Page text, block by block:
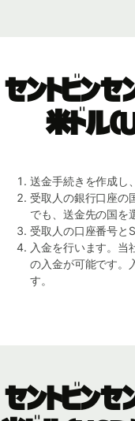
セントビンセ
米ドル
送金手続きを作成し
受取人の銀行口座の
でも、送金先の国を
受取人の口座番号と
入金を行います。当
の入金が可能です。
す。
セントビンセ